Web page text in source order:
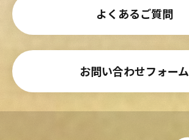
よくあるご質問
お問い合わせフォーム